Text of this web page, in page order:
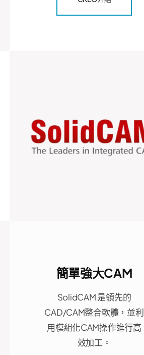
簡單強大CAM
SolidCAM 是領先的
CAD/CAM整合軟體，並利
用模組化CAM操作進行高
效加工。